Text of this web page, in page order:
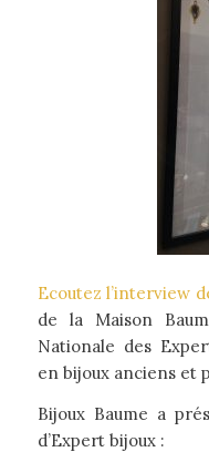
Ecoutez l’interview
de la Maison
Nationale des
en bijoux anciens et
Bijoux Baume a
d’Expert bijoux :